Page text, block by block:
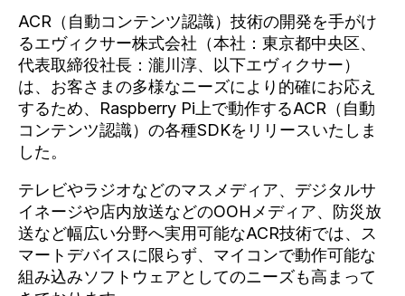
ACR（自動コンテンツ認識）技術の開発を手がけ
るエヴィクサー株式会社（本社：東京都中央区、
代表取締役社長：瀧川淳、以下エヴィクサー）
は、お客さまの多様なニーズにより的確にお応え
するため、Raspberry Pi上で動作するACR（自動
コンテンツ認識）の各種SDKをリリースいたしま
した。
テレビやラジオなどのマスメディア、デジタルサ
イネージや店内放送などのOOHメディア、防災放
送など幅広い分野へ実用可能なACR技術では、ス
マートデバイスに限らず、マイコンで動作可能な
組み込みソフトウェアとしてのニーズも高まって